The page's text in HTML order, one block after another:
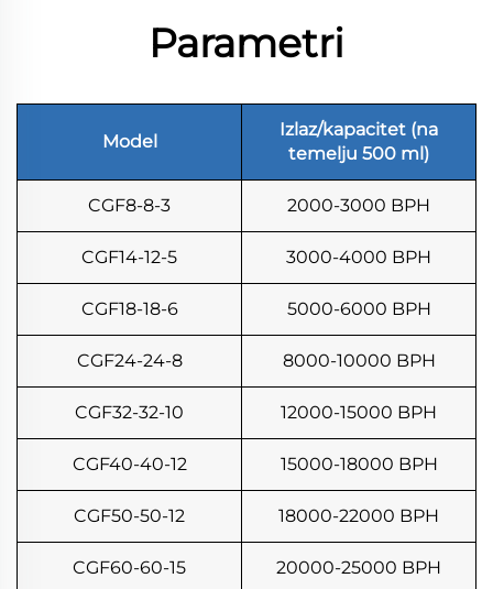
Parametri
Model
Izlaz/kapacitet (na
temelju 500 ml)
CGF8-8-3 2000-3000 BPH
CGF14-12-5 3000-4000 BPH
CGF18-18-6 5000-6000 BPH
CGF24-24-8 8000-10000 BPH
CGF32-32-10 12000-15000 BPH
CGF40-40-12 15000-18000 BPH
CGF50-50-12 18000-22000 BPH
CGF60-60-15 20000-25000 BPH